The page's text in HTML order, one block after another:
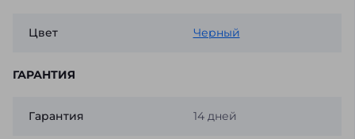
Цвет Черный
ГАРАНТИЯ
Гарантия 14 дней